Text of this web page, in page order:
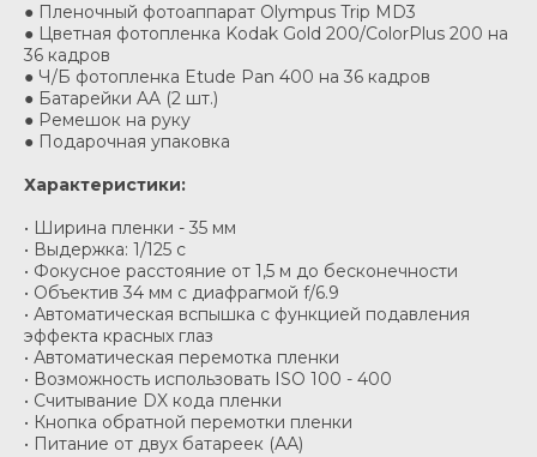
● Пленочный фотоаппарат Olympus Trip MD3
● Цветная фотопленка Kodak Gold 200/ColorPlus 200 на
36 кадров
● Ч/Б фотопленка Etude Pan 400 на 36 кадров
● Батарейки AA (2 шт.)
● Ремешок на руку
● Подарочная упаковка
Характеристики:
• Ширина пленки - 35 мм
• Выдержка: 1/125 с
• Фокусное расстояние от 1,5 м до бесконечности
• Объектив 34 мм с диафрагмой f/6.9
• Автоматическая вспышка с функцией подавления
эффекта красных глаз
• Автоматическая перемотка пленки
• Возможность использовать ISO 100 - 400
• Считывание DX кода пленки
• Кнопка обратной перемотки пленки
• Питание от двух батареек (АА)